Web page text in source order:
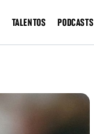
TALENTOS PODCASTS